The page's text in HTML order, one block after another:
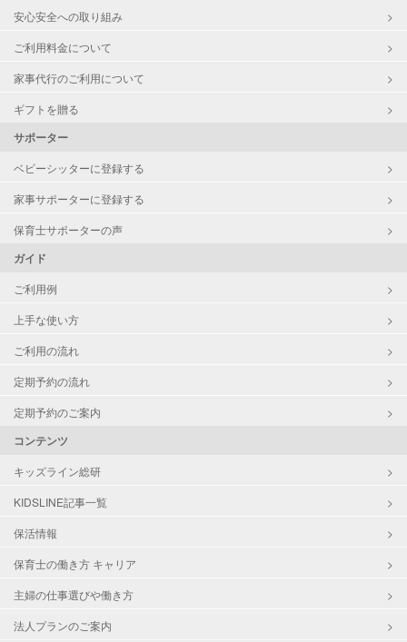
安心安全への取り組み
ご利用料金について
家事代行のご利用について
ギフトを贈る
サポーター
ベビーシッターに登録する
家事サポーターに登録する
保育士サポーターの声
ガイド
ご利用例
上手な使い方
ご利用の流れ
定期予約の流れ
定期予約のご案内
コンテンツ
キッズライン総研
KIDSLINE記事一覧
保活情報
保育士の働き方 キャリア
主婦の仕事選びや働き方
法人プランのご案内